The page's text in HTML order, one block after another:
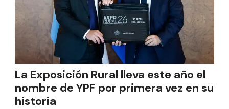
La Exposición Rural lleva este año el
nombre de YPF por primera vez en su
historia